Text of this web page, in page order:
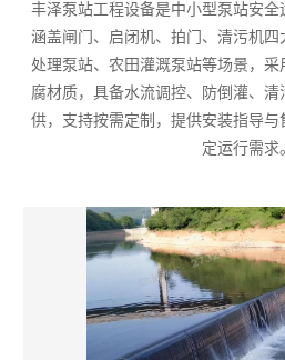
丰泽泵站工程设备是中小型泵站安全
涵盖闸门、启闭机、拍门、清污机
处理泵站、农田灌溉泵站等场景，
腐材质，具备水流调控、防倒灌、
供，支持按需定制，提供安装指导
定运行需求